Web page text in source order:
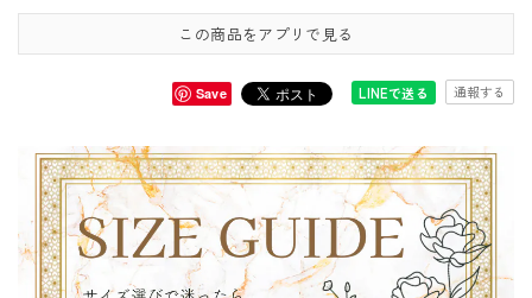
この商品をアプリで見る
Save LINEで送る 通報する